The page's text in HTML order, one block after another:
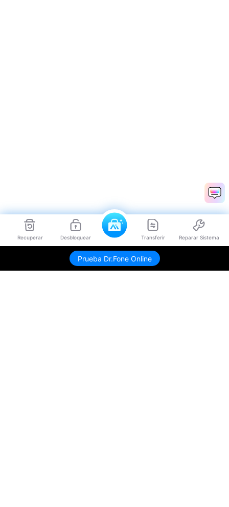
Recuperar Desbloquear Transferir Reparar Sistema
Prueba Dr.Fone Online